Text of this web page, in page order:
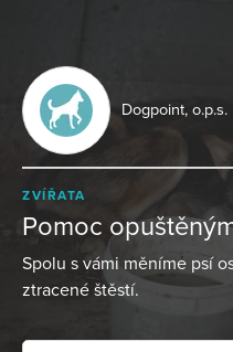
Dogpoint, o.p.s.
ZVÍŘATA
Pomoc
Spolu s vámi měníme psí
ztracené štěstí.